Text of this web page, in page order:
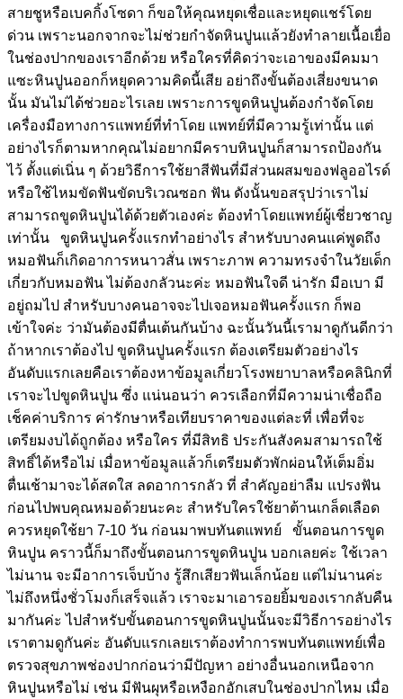
สายชูหรือเบคกิ้งโซดา ก็ขอให้คุณหยุดเชื่อและหยุดแชร์โดย
ด่วน เพราะนอกจากจะไม่ช่วยกำจัดหินปูนแล้วยังทำลายเนื้อเยื่อ
ในช่องปากของเราอีกด้วย หรือใครที่คิดว่าจะเอาของมีคมมา
แซะหินปูนออกก็หยุดความคิดนี้เสีย อย่าถึงขั้นต้องเสี่ยงขนาด
นั้น มันไม่ได้ช่วยอะไรเลย เพราะการขูดหินปูนต้องกำจัดโดย
เครื่องมือทางการแพทย์ที่ทำโดย แพทย์ที่มีความรู้เท่านั้น แต่
อย่างไรก็ตามหากคุณไม่อยากมีคราบหินปูนก็สามารถป้องกัน
ไว้ ตั้งแต่เนิ่น ๆ ด้วยวิธีการใช้ยาสีฟันที่มีส่วนผสมของฟลูออไรด์
หรือใช้ไหมขัดฟันขัดบริเวณซอก ฟัน ดังนั้นขอสรุปว่าเราไม่
สามารถขูดหินปูนได้ด้วยตัวเองค่ะ ต้องทำโดยแพทย์ผู้เชี่ยวชาญ
เท่านั้น ขูดหินปูนครั้งแรกทำอย่างไร สำหรับบางคนแค่พูดถึง
หมอฟันก็เกิดอาการหนาวสั่น เพราะภาพ ความทรงจำในวัยเด็ก
เกี่ยวกับหมอฟัน ไม่ต้องกลัวนะค่ะ หมอฟันใจดี น่ารัก มือเบา มี
อยู่ถมไป สำหรับบางคนอาจจะไปเจอหมอฟันครั้งแรก ก็พอ
เข้าใจค่ะ ว่ามันต้องมีตื่นเต้นกันบ้าง ฉะนั้นวันนี้เรามาดูกันดีกว่า
ถ้าหากเราต้องไป ขูดหินปูนครั้งแรก ต้องเตรียมตัวอย่างไร
อันดับแรกเลยคือเราต้องหาข้อมูลเกี่ยวโรงพยาบาลหรือคลินิกที่
เราจะไปขูดหินปูน ซึ่ง แน่นอนว่า ควรเลือกที่มีความน่าเชื่อถือ
เช็คค่าบริการ ค่ารักษาหรือเทียบราคาของแต่ละที่ เพื่อที่จะ
เตรียมงบได้ถูกต้อง หรือใคร ที่มีสิทธิ ประกันสังคมสามารถใช้
สิทธิ์ได้หรือไม่ เมื่อหาข้อมูลแล้วก็เตรียมตัวพักผ่อนให้เต็มอิ่ม
ตื่นเช้ามาจะได้สดใส ลดอาการกลัว ที่ สำคัญอย่าลืม แปรงฟัน
ก่อนไปพบคุณหมอด้วยนะคะ สำหรับใครใช้ยาต้านเกล็ดเลือด
ควรหยุดใช้ยา 7-10 วัน ก่อนมาพบทันตแพทย์ ขั้นตอนการขูด
หินปูน คราวนี้ก็มาถึงขั้นตอนการขูดหินปูน บอกเลยค่ะ ใช้เวลา
ไม่นาน จะมีอาการเจ็บบ้าง รู้สึกเสียวฟันเล็กน้อย แต่ไม่นานค่ะ
ไม่ถึงหนึ่งชั่วโมงก็เสร็จแล้ว เราจะมาเอารอยยิ้มของเรากลับคืน
มากันค่ะ ไปสำหรับขั้นตอนการขูดหินปูนนั้นจะมีวิธีการอย่างไร
เราตามดูกันค่ะ อันดับแรกเลยเราต้องทำการพบทันตแพทย์เพื่อ
ตรวจสุขภาพช่องปากก่อนว่ามีปัญหา อย่างอื่นนอกเหนือจาก
หินปูนหรือไม่ เช่น มีฟันผุหรือเหงือกอักเสบในช่องปากไหม เมื่อ